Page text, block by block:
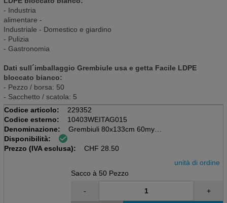
- Industria
alimentare -
Industriale - Domestico e giardino
- Pulizia
- Gastronomia
Dati sull´imballaggio Grembiule usa e getta Facile LDPE
bloccato bianco:
- Pezzo / borsa: 50
- Sacchetto / scatola: 5
Codice articolo:
229352
Codice esterno:
10403WEITAG015
Denominazione:
Grembiuli 80x133cm 60my W
PE, bianco, bloccato,
Disponibilità:
Prezzo (IVA esclusa):
CHF 28.50
unità di ordine
Sacco à 50 Pezzo
- +